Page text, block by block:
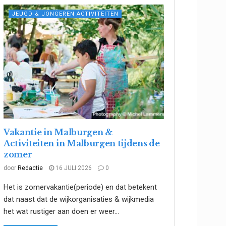
JEUGD & JONGEREN ACTIVITEITEN
Vakantie in Malburgen &
Activiteiten in Malburgen tijdens de
zomer
door Redactie 16 JULI 2026 0
Het is zomervakantie(periode) en dat betekent
dat naast dat de wijkorganisaties & wijkmedia
het wat rustiger aan doen er weer...